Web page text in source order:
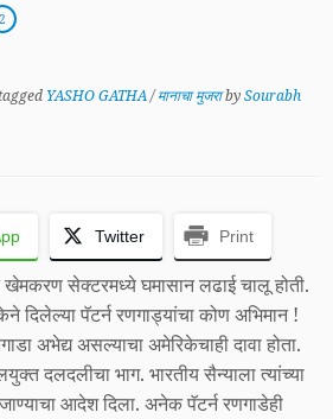
2
tagged YASHO GATHA/मानाचा मुजराbySourabh
Twitter Print
खेमकरण सेक्टरमध्ये घमासान लढाई चालू होती.
दिलेल्या पॅटर्न रणगाड्यांचा कोण अभिमान !
अभेद्य असल्याचा अमेरिकेचाही दावा होता.
दलदलीचा भाग. भारतीय सैन्याला त्यांच्या
आदेश दिला. अनेक पॅटर्न रणगाडेही